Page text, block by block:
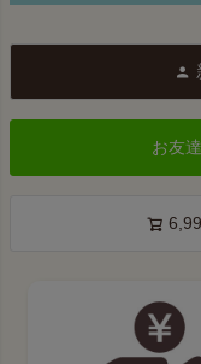
お友